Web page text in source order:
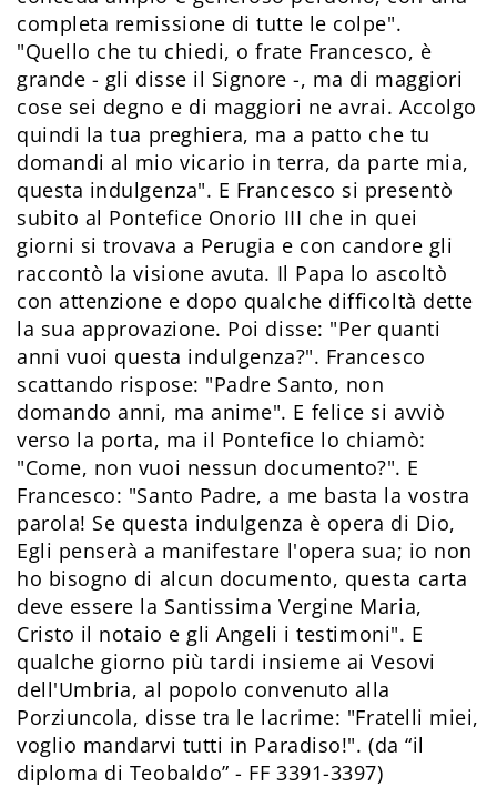
completa remissione di tutte le colpe".
"Quello che tu chiedi, o frate Francesco, è
grande - gli disse il Signore -, ma di maggiori
cose sei degno e di maggiori ne avrai. Accolgo
quindi la tua preghiera, ma a patto che tu
domandi al mio vicario in terra, da parte mia,
questa indulgenza". E Francesco si presentò
subito al Pontefice Onorio III che in quei
giorni si trovava a Perugia e con candore gli
raccontò la visione avuta. Il Papa lo ascoltò
con attenzione e dopo qualche difficoltà dette
la sua approvazione. Poi disse: "Per quanti
anni vuoi questa indulgenza?". Francesco
scattando rispose: "Padre Santo, non
domando anni, ma anime". E felice si avviò
verso la porta, ma il Pontefice lo chiamò:
"Come, non vuoi nessun documento?". E
Francesco: "Santo Padre, a me basta la vostra
parola! Se questa indulgenza è opera di Dio,
Egli penserà a manifestare l'opera sua; io non
ho bisogno di alcun documento, questa carta
deve essere la Santissima Vergine Maria,
Cristo il notaio e gli Angeli i testimoni". E
qualche giorno più tardi insieme ai Vesovi
dell'Umbria, al popolo convenuto alla
Porziuncola, disse tra le lacrime: "Fratelli miei,
voglio mandarvi tutti in Paradiso!". (da “il
diploma di Teobaldo” - FF 3391-3397)